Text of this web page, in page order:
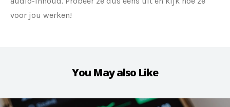
voor jou werken!
You May also Like